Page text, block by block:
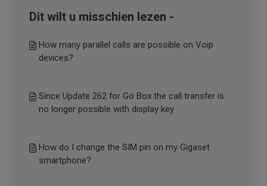
Dit wilt u misschien lezen -
How many parallel calls are possible on Voip
devices?
Since Update 262 for Go Box the call transfer is
no longer possible with display key
How do I change the SIM pin on my Gigaset
smartphone?